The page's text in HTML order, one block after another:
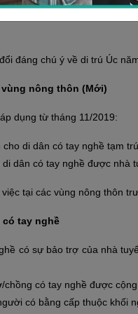
đáng chú ý về di trú Úc
nông thôn (Mới)
dụng từ tháng 11/2019:
di dân có tay nghề tạm
dân có tay nghề được nhà
tại các vùng nông thôn
có tay nghề
có sự bảo trợ của nhà
có tay nghề được cộng
có bằng cấp thuộc khối